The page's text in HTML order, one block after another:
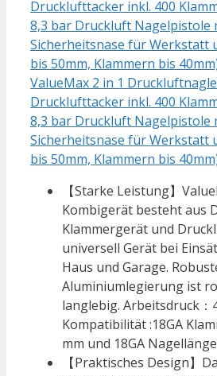
ValueMax 2 in 1
Drucklufttacker inkl. 400
8,3 bar Druckluft Nagelpistole
Sicherheitsnase für Werkstatt
bis 50mm, Klammern bis
【Starke Leistung】
Kombigerät besteht aus
Klammergerät und
universell Gerät bei
Haus und Garage.
Aluminiumlegierung ist
langlebig. Arbeitsdruck：
Kompatibilität :18GA
mm und 18GA
【Praktisches Design】